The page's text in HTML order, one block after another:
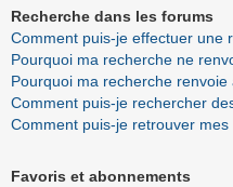
Recherche dans les forums
Comment puis-je effectuer une
Pourquoi ma recherche ne
Pourquoi ma recherche
Comment puis-je rechercher
Comment puis-je retrouver
Favoris et abonnements